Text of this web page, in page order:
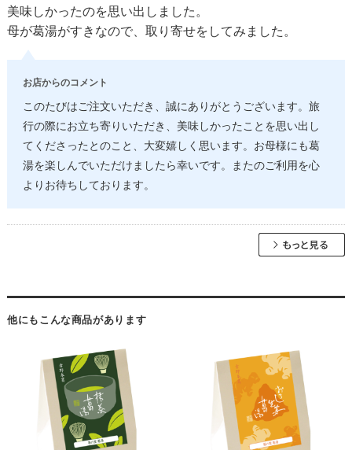
美味しかったのを思い出しました。
母が葛湯がすきなので、取り寄せをしてみました。
お店からのコメント
このたびはご注文いただき、誠にありがとうございます。旅
行の際にお立ち寄りいただき、美味しかったことを思い出し
てくださったとのこと、大変嬉しく思います。お母様にも葛
湯を楽しんでいただけましたら幸いです。またのご利用を心
よりお待ちしております。
他にもこんな商品があります